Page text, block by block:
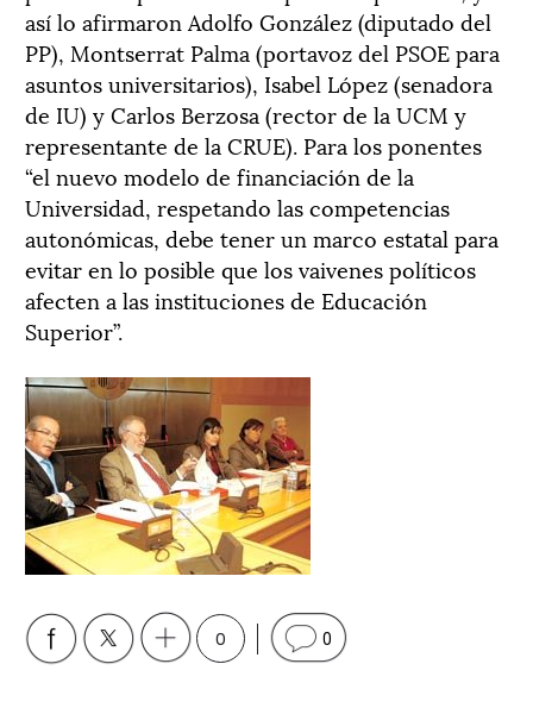
así lo afirmaron Adolfo González (diputado del
PP), Montserrat Palma (portavoz del PSOE para
asuntos universitarios), Isabel López (senadora
de IU) y Carlos Berzosa (rector de la UCM y
representante de la CRUE). Para los ponentes
“el nuevo modelo de financiación de la
Universidad, respetando las competencias
autonómicas, debe tener un marco estatal para
evitar en lo posible que los vaivenes políticos
afecten a las instituciones de Educación
Superior”.
0 0